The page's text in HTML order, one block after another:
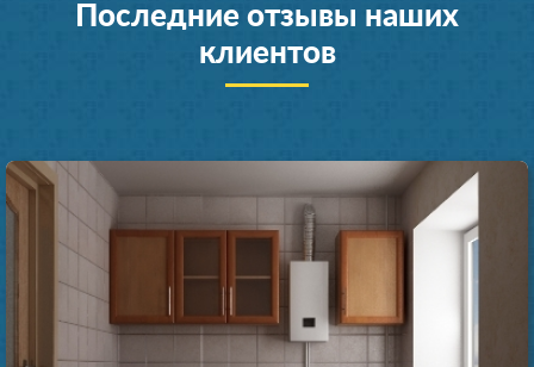
Последние отзывы наших
клиентов